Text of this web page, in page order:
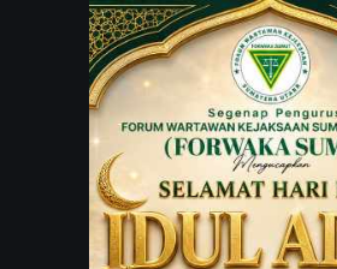
JARINGAN